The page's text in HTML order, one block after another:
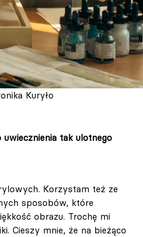
Kuryło
tak ulotnego
Korzystam też ze
sposobów, które
obrazu. Trochę mi
Cieszy mnie, że na bieżąco